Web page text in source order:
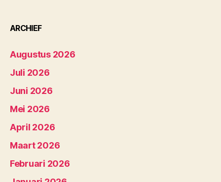
ARCHIEF
Augustus 2026
Juli 2026
Juni 2026
Mei 2026
April 2026
Maart 2026
Februari 2026